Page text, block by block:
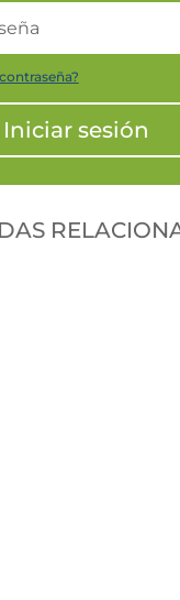
Iniciar sesión